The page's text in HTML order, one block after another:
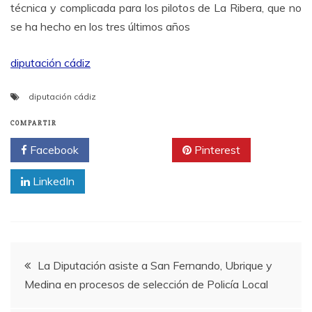
técnica y complicada para los pilotos de La Ribera, que no
se ha hecho en los tres últimos años
diputación cádiz
diputación cádiz
COMPARTIR
Facebook Pinterest
LinkedIn
Navegación
de
La Diputación asiste a San Fernando, Ubrique y
Medina en procesos de selección de Policía Local